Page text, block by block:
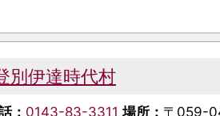
別伊達時代村
： 0143-83-3311 場所： 〒059-